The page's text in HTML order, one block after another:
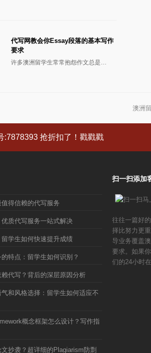
代写网教会你Essay段落的基本写作
要求
许多澳洲留学生常常抱怨作文总是…
下
章:
澳洲
:7878393 抢折扣了！戳戳戳
得信赖的代写服务
质代写服务一站式解决
学生如何快速提升成绩
特点：留学生如何识别？
代写？背后的深层原因分析
和风格选择：留学生如何适应不
概念框架怎么设计？写作指
抄袭？超详细的Plagiarism防剽
扫一扫添加
往往一篇好
择比努力更
导业务覆盖
要求。如果
们的24小时